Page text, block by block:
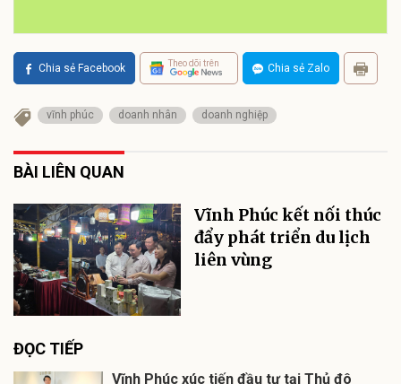
Chia sẻ Facebook Theo dõi trên Chia sẻ Zalo
vĩnh phúc doanh nhân doanh nghiệp
BÀI LIÊN QUAN
Vĩnh Phúc kết nối thúc
đẩy phát triển du lịch
liên vùng
ĐỌC TIẾP
Vĩnh Phúc xúc tiến đầu tư tại Thủ đô